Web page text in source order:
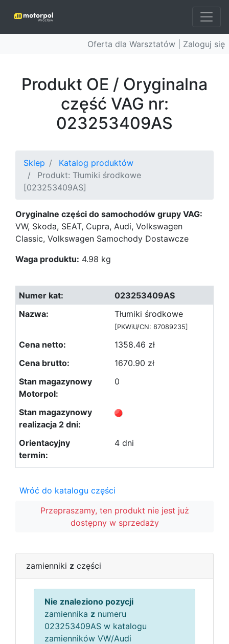
Oferta dla Warsztatów | Zaloguj się
Produkt OE / Oryginalna
część VAG nr:
023253409AS
Sklep
Katalog produktów
Produkt: Tłumiki środkowe
[023253409AS]
Oryginalne części do samochodów grupy VAG:
VW, Skoda, SEAT, Cupra, Audi, Volkswagen
Classic, Volkswagen Samochody Dostawcze
Waga produktu: 4.98 kg
023253409AS
Tłumiki środkowe
[PKWiU/CN: 87089235]
1358.46 zł
1670.90 zł
0
4 dni
Wróć do katalogu części
Przepraszamy, ten produkt nie jest już
dostępny w sprzedaży
zamienniki z części
Nie znaleziono pozycji
zamiennika z numeru
023253409AS w katalogu
zamienników VW/Audi